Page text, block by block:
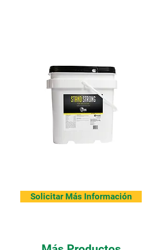
Solicitar Más Información